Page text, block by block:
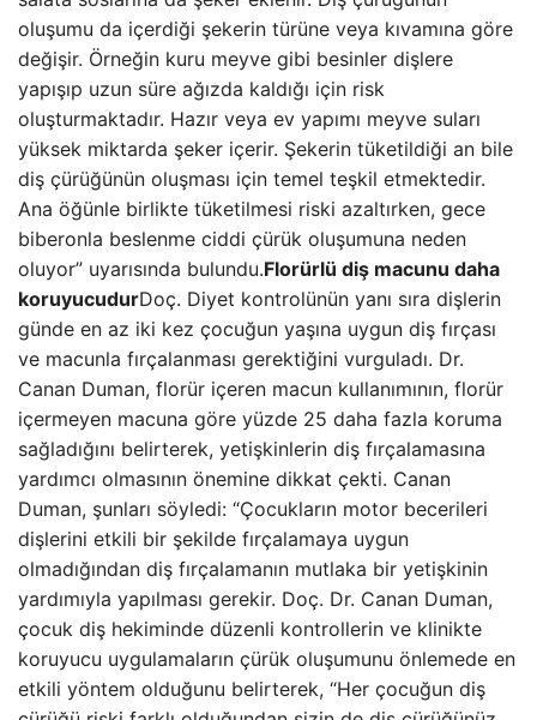
oluşumu da içerdiği şekerin türüne veya kıvamına göre
değişir. Örneğin kuru meyve gibi besinler dişlere
yapışıp uzun süre ağızda kaldığı için risk
oluşturmaktadır. Hazır veya ev yapımı meyve suları
yüksek miktarda şeker içerir. Şekerin tüketildiği an bile
diş çürüğünün oluşması için temel teşkil etmektedir.
Ana öğünle birlikte tüketilmesi riski azaltırken, gece
biberonla beslenme ciddi çürük oluşumuna neden
oluyor” uyarısında bulundu.Florürlü diş macunu daha
koruyucudurDoç. Diyet kontrolünün yanı sıra dişlerin
günde en az iki kez çocuğun yaşına uygun diş fırçası
ve macunla fırçalanması gerektiğini vurguladı. Dr.
Canan Duman, florür içeren macun kullanımının, florür
içermeyen macuna göre yüzde 25 daha fazla koruma
sağladığını belirterek, yetişkinlerin diş fırçalamasına
yardımcı olmasının önemine dikkat çekti. Canan
Duman, şunları söyledi: “Çocukların motor becerileri
dişlerini etkili bir şekilde fırçalamaya uygun
olmadığından diş fırçalamanın mutlaka bir yetişkinin
yardımıyla yapılması gerekir. Doç. Dr. Canan Duman,
çocuk diş hekiminde düzenli kontrollerin ve klinikte
koruyucu uygulamaların çürük oluşumunu önlemede en
etkili yöntem olduğunu belirterek, “Her çocuğun diş